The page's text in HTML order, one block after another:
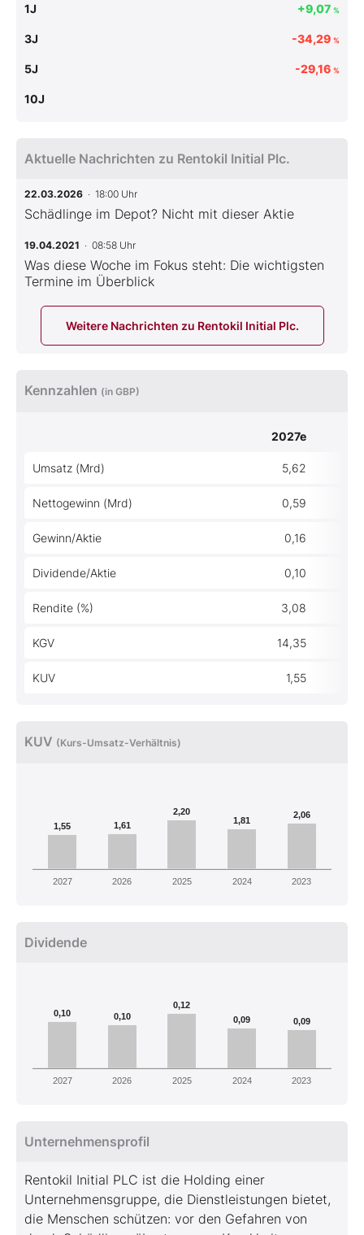
1J +9,07 %
3J -34,29 %
5J -29,16 %
10J
Aktuelle Nachrichten zu Rentokil Initial Plc.
22.03.2026 · 18:00 Uhr
Schädlinge im Depot? Nicht mit dieser Aktie
19.04.2021 · 08:58 Uhr
Was diese Woche im Fokus steht: Die wichtigsten
Termine im Überblick
Weitere Nachrichten zu Rentokil Initial Plc.
Kennzahlen (in GBP)
2027e
Umsatz (Mrd) 5,62
Nettogewinn (Mrd) 0,59
Gewinn/Aktie 0,16
Dividende/Aktie 0,10
Rendite (%) 3,08
KGV 14,35
KUV 1,55
KUV (Kurs-Umsatz-Verhältnis)
1,55 1,61
2,20
1,81
2,06
2027 2026 2025 2024 2023
Dividende
0,10 0,10
0,12
0,09
0,09
2027 2026 2025 2024 2023
Unternehmensprofil
Rentokil Initial PLC ist die Holding einer
Unternehmensgruppe, die Dienstleistungen bietet,
die Menschen schützen: vor den Gefahren von